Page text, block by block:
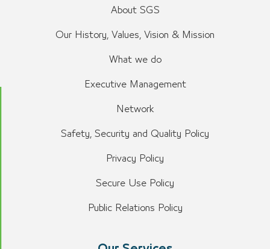
About SGS
Our History, Values, Vision & Mission
What we do
Executive Management
Network
Safety, Security and Quality Policy
Privacy Policy
Secure Use Policy
Public Relations Policy